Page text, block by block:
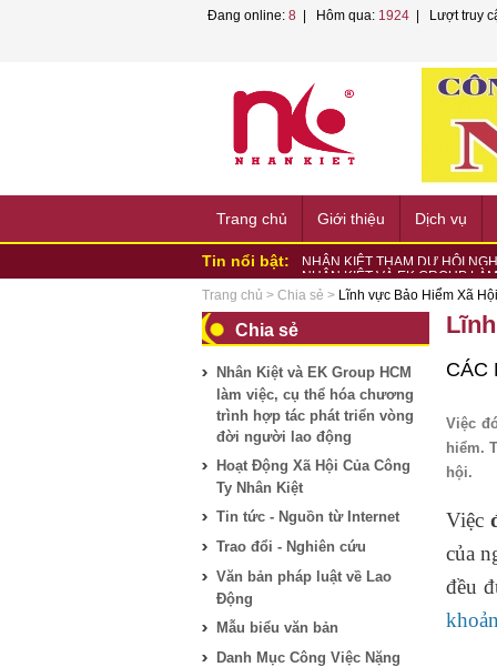
Đang online: 8 | Hôm qua: 1924 | Lượt truy
Trang chủ Giới thiệu Dịch vụ
Tin nổi bật:
NHÂN KIỆT VÀ EK GROUP
NHÂN KIỆT KÝ KẾT HỢP TÁC
NHÂN KIỆT PHỐI HỢP TỔ
NHÂN KIỆT ĐỒNG HÀNH
HỘI...
NHÂN KIỆT ĐỒNG HÀNH
PHƯỜNG...
NHÂN KIỆT ĐỒNG HÀNH HỘI
NHÂN KIỆT CHUNG TAY HỖ
Nhân Kiệt tham gia tập huấn
Nhân Kiệt và VNPT TP.HCM
NHÂN KIỆT THAM DỰ HỘI
LAO...
Trang chủ > Chia sẻ > Lĩnh vực Bảo Hiểm Xã
Chia sẻ
Nhân Kiệt và EK Group HCM
làm việc, cụ thể hóa chương
trình hợp tác phát triển vòng
đời người lao động
Hoạt Động Xã Hội Của Công
Ty Nhân Kiệt
Tin tức - Nguồn từ Internet
Trao đổi - Nghiên cứu
Văn bản pháp luật về Lao
Động
Mẫu biểu văn bản
Danh Mục Công Việc Nặng
CÁC
Việc
hiểm.
hội.
Việc
của
đều